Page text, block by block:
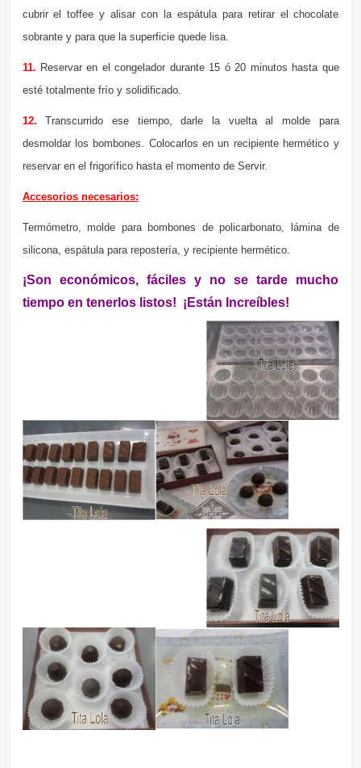
cubrir el toffee y alisar con la espátula para retirar el chocolate
sobrante y para que la superficie quede lisa.
11. Reservar en el congelador durante 15 ó 20 minutos hasta que
esté totalmente frío y solidificado.
12.Transcurrido ese tiempo, darle la vuelta al molde para
desmoldar los bombones. Colocarlos en un recipiente hermético y
reservar en el frigorífico hasta el momento de Servir.
Accesorios necesarios:
Termómetro, molde para bombones de policarbonato, lámina de
silicona, espátula para repostería, y recipiente hermético.
¡Son económicos, fáciles y no se tarde mucho
tiempo en tenerlos listos! ¡Están Increíbles!